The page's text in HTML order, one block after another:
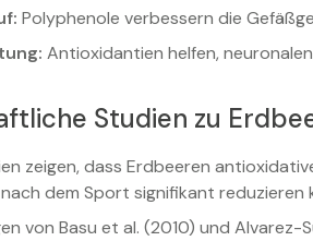
Polyphenole verbessern die
Antioxidantien helfen,
Studien zu
zeigen, dass Erdbeeren
dem Sport signifikant reduzieren
von Basu et al. (2010) und